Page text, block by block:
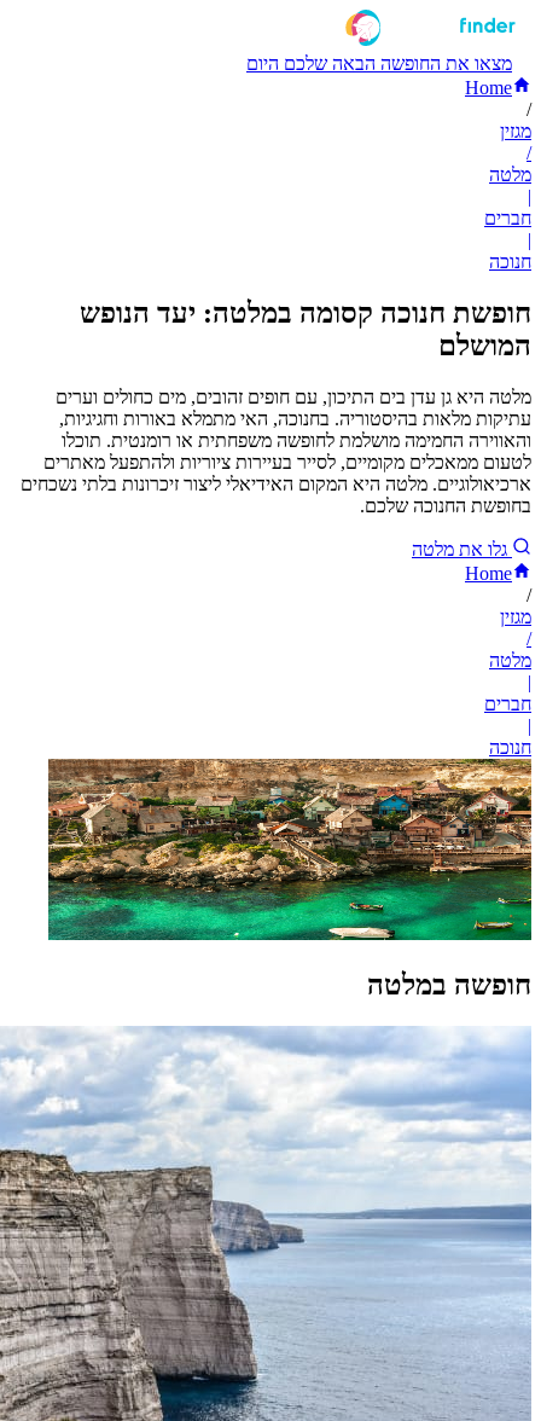
מצאו את החופשה הבאה שלכם היום
Home
/
מגזין
/
מלטה
|
חברים
|
חנוכה
חופשת חנוכה קסומה במלטה: יעד הנופש
המושלם
מלטה היא גן עדן בים התיכון, עם חופים זהובים, מים כחולים וערים
עתיקות מלאות בהיסטוריה. בחנוכה, האי מתמלא באורות וחגיגיות,
והאווירה החמימה מושלמת לחופשה משפחתית או רומנטית. תוכלו
לטעום ממאכלים מקומיים, לסייר בעיירות ציוריות ולהתפעל מאתרים
ארכיאולוגיים. מלטה היא המקום האידיאלי ליצור זיכרונות בלתי נשכחים
בחופשת החנוכה שלכם.
גלו את מלטה
Home
/
מגזין
/
מלטה
|
חברים
|
חנוכה
חופשה במלטה